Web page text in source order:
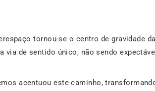
tornou-se o centro de gravidade
via de sentido único, não sendo
acentuou este caminho,